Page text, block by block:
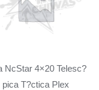
NcStar 4×20 Telesc?
pica T?ctica Plex